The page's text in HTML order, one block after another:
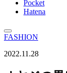
Pocket
Hatena
FASHION
2022.11.28